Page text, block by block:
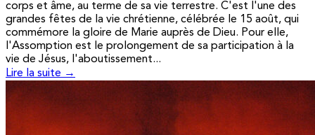
corps et âme, au terme de sa vie terrestre. C'est l'une des
grandes fêtes de la vie chrétienne, célébrée le 15 août, qui
commémore la gloire de Marie auprès de Dieu. Pour elle,
l'Assomption est le prolongement de sa participation à la
vie de Jésus, l'aboutissement...
Lire la suite →